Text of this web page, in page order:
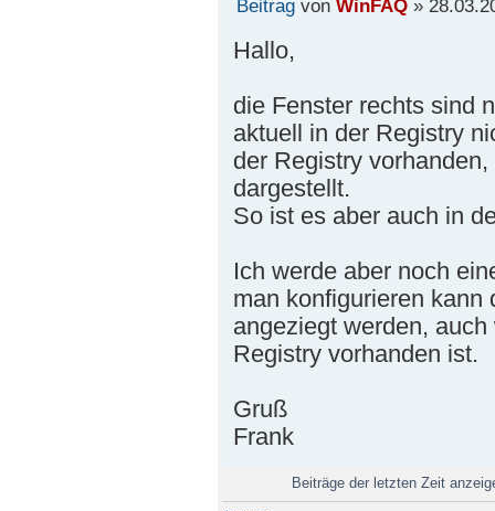
von WinFAQ»
Hallo,
die Fenster rechts sind
aktuell in der Registry
der Registry
dargestellt.
So ist es aber auch in
Ich werde aber noch
man konfigurieren kann
angeziegt werden,
Registry vorhanden ist.
Gruß
Frank
Beiträge der letzten Zeit